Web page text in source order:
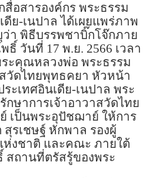
อสารองค์กร พระธรรม
ย-เนปาล ได้เผยแพร่ภาพ
า พิธีบรรพชาบิ๊กโจ๊กภาย
วันที่ 17 พ.ย. 2566 เวลา
ระคุณหลวงพ่อ พระธรรม
วัดไทยพุทธคยา หัวหน้า
ะเทศอินเดีย-เนปาล พระ
ษาการเจ้าอาวาสวัดไทย
เป็นพระอุปัชฌาย์ ให้การ
รเชษฐ์ หักพาล รองผู้
งชาติ และคณะ ภายใต้
สถานที่ตรัสรู้ของพระ